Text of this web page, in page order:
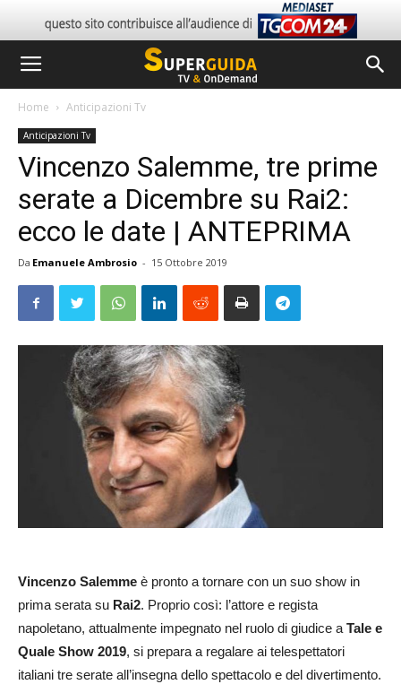
Home Anticipazioni Tv
Anticipazioni Tv
Vincenzo Salemme, tre prime
serate a Dicembre su Rai2:
ecco le date | ANTEPRIMA
Da Emanuele Ambrosio - 15 Ottobre 2019
Vincenzo Salemme è pronto a tornare con un suo show in
prima serata su Rai2. Proprio così: l’attore e regista
napoletano, attualmente impegnato nel ruolo di giudice a Tale e
Quale Show 2019, si prepara a regalare ai telespettatori
italiani tre serate all’insegna dello spettacolo e del divertimento.